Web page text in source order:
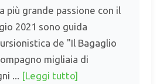
più grande passione con il
2021 sono guida
de "Il Bagaglio
migliaia di
... [Leggi tutto]